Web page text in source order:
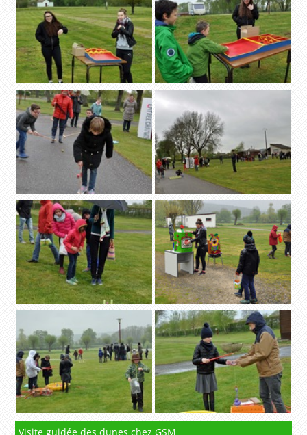
Visite guidée des dunes chez GSM